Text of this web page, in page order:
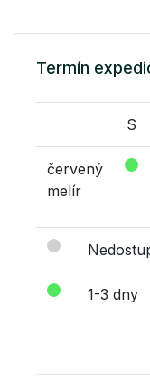
Termín
S
červený
melír
1-3 dny